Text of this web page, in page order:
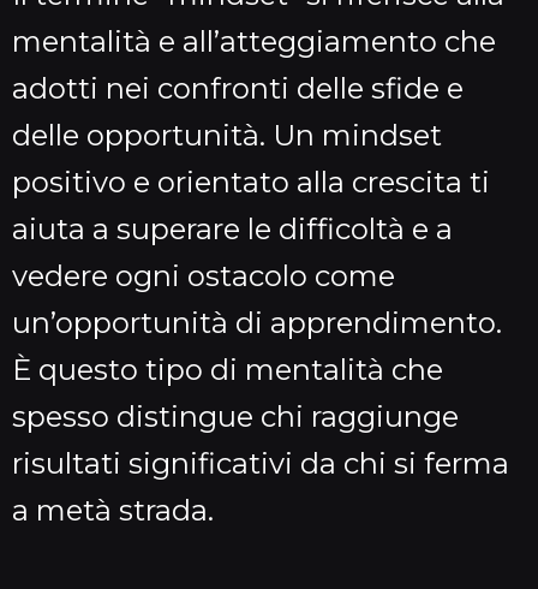
mentalità e all’atteggiamento che
adotti nei confronti delle sfide e
delle opportunità. Un mindset
positivo e orientato alla crescita ti
aiuta a superare le difficoltà e a
vedere ogni ostacolo come
un’opportunità di apprendimento.
È questo tipo di mentalità che
spesso distingue chi raggiunge
risultati significativi da chi si ferma
a metà strada.